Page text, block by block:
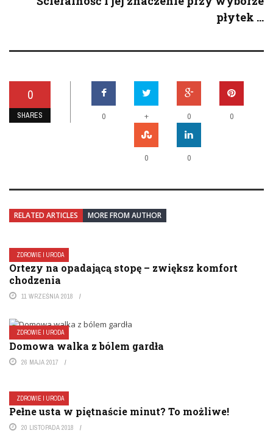
płytek ...
0
SHARES 0 + 0 0
0 0
RELATED ARTICLES MORE FROM AUTHOR
ZDROWIE I URODA
Ortezy na opadającą stopę – zwiększ komfort
chodzenia
11 WRZEŚNIA 2018
ZDROWIE I URODA
Domowa walka z bólem gardła
26 MAJA 2017
ZDROWIE I URODA
Pełne usta w piętnaście minut? To możliwe!
20 LISTOPADA 2018